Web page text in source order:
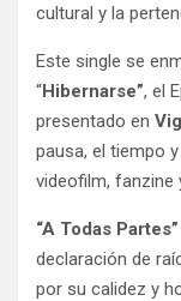
cultural y la
Este single se
“Hibernarse”, el
presentado en
pausa, el tiempo
videofilm, fanzine
“A Todas Partes”
declaración de
por su calidez y